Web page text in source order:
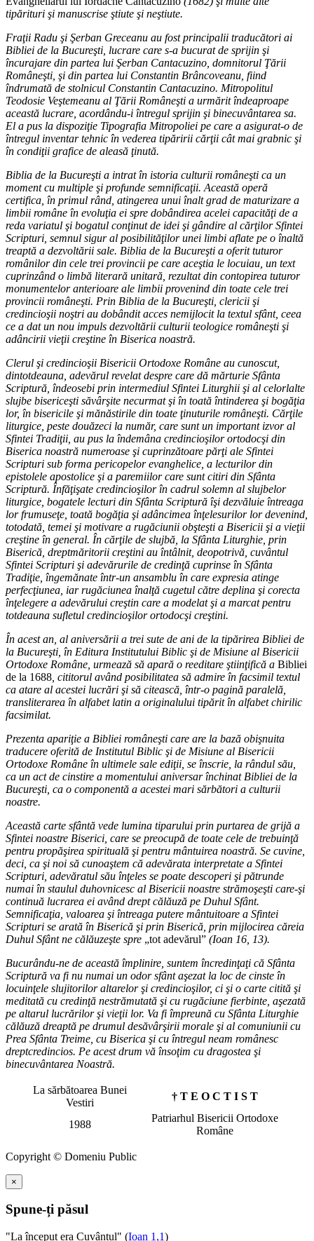
tipărituri şi manuscrise ştiute şi neştiute.
Fraţii Radu şi Şerban Greceanu au fost principalii traducători ai
Bibliei de la Bucureşti, lucrare care s-a bucurat de sprijin şi
încurajare din partea lui Şerban Cantacuzino, domnitorul Ţării
Româneşti, şi din partea lui Constantin Brâncoveanu, fiind
îndrumată de stolnicul Constantin Cantacuzino. Mitropolitul
Teodosie Veştemeanu al Ţării Româneşti a urmărit îndeaproape
această lucrare, acordându-i întregul sprijin şi binecuvântarea sa.
El a pus la dispoziţie Tipografia Mitropoliei pe care a asigurat-o de
întregul inventar tehnic în vederea tipăririi cărţii cât mai grabnic şi
în condiţii grafice de aleasă ţinută.
Biblia de la Bucureşti a intrat în istoria culturii româneşti ca un
moment cu multiple şi profunde semnificaţii. Această operă
certifica, în primul rând, atingerea unui înalt grad de maturizare a
limbii române în evoluţia ei spre dobândirea acelei capacităţi de a
reda variatul şi bogatul conţinut de idei şi gândire al cărţilor Sfintei
Scripturi, semnul sigur al posibilităţilor unei limbi aflate pe o înaltă
treaptă a dezvoltării sale. Biblia de la Bucureşti a oferit tuturor
românilor din cele trei provincii pe care aceştia le locuiau, un text
cuprinzând o limbă literară unitară, rezultat din contopirea tuturor
monumentelor anterioare ale limbii provenind din toate cele trei
provincii româneşti. Prin Biblia de la Bucureşti, clericii şi
credincioşii noştri au dobândit acces nemijlocit la textul sfânt, ceea
ce a dat un nou impuls dezvoltării culturii teologice româneşti şi
adâncirii vieţii creştine în Biserica noastră.
Clerul şi credincioşii Bisericii Ortodoxe Române au cunoscut,
dintotdeauna, adevărul revelat despre care dă mărturie Sfânta
Scriptură, îndeosebi prin intermediul Sfintei Liturghii şi al celorlalte
slujbe bisericeşti săvârşite necurmat şi în toată întinderea şi bogăţia
lor, în bisericile şi mănăstirile din toate ţinuturile româneşti. Cărţile
liturgice, peste douăzeci la număr, care sunt un important izvor al
Sfintei Tradiţii, au pus la îndemâna credincioşilor ortodocşi din
Biserica noastră numeroase şi cuprinzătoare părţi ale Sfintei
Scripturi sub forma pericopelor evanghelice, a lecturilor din
epistolele apostolice şi a paremiilor care sunt citiri din Sfânta
Scriptură. Înfăţişate credincioşilor în cadrul solemn al slujbelor
liturgice, bogatele lecturi din Sfânta Scriptură îşi dezvăluie întreaga
lor frumuseţe, toată bogăţia şi adâncimea înţelesurilor lor devenind,
totodată, temei şi motivare a rugăciunii obşteşti a Bisericii şi a vieţii
creştine în general. În cărţile de slujbă, la Sfânta Liturghie, prin
Biserică, dreptmăritorii creştini au întâlnit, deopotrivă, cuvântul
Sfintei Scripturi şi adevărurile de credinţă cuprinse în Sfânta
Tradiţie, îngemănate într-un ansamblu în care expresia atinge
perfecţiunea, iar rugăciunea înalţă cugetul către deplina şi corecta
înţelegere a adevărului creştin care a modelat şi a marcat pentru
totdeauna sufletul credincioşilor ortodocşi creştini.
În acest an, al aniversării a trei sute de ani de la tipărirea Bibliei de
la Bucureşti, în Editura Institutului Biblic şi de Misiune al Bisericii
Ortodoxe Române, urmează să apară o reeditare ştiinţifică a Bibliei
de la 1688 , cititorul având posibilitatea să admire în facsimil textul
ca atare al acestei lucrări şi să citească, într-o pagină paralelă,
transliterarea în alfabet latin a originalului tipărit în alfabet chirilic
facsimilat.
Prezenta apariţie a Bibliei româneşti care are la bază obişnuita
traducere oferită de Institutul Biblic şi de Misiune al Bisericii
Ortodoxe Române în ultimele sale ediţii, se înscrie, la rândul său,
ca un act de cinstire a momentului aniversar închinat Bibliei de la
Bucureşti, ca o componentă a acestei mari sărbători a culturii
noastre.
Această carte sfântă vede lumina tiparului prin purtarea de grijă a
Sfintei noastre Biserici, care se preocupă de toate cele de trebuinţă
pentru propăşirea spirituală şi pentru mântuirea noastră. Se cuvine,
deci, ca şi noi să cunoaştem că adevărata interpretate a Sfintei
Scripturi, adevăratul său înţeles se poate descoperi şi pătrunde
numai în staulul duhovnicesc al Bisericii noastre strămoşeşti care-şi
continuă lucrarea ei având drept călăuză pe Duhul Sfânt.
Semnificaţia, valoarea şi întreaga putere mântuitoare a Sfintei
Scripturi se arată în Biserică şi prin Biserică, prin mijlocirea căreia
Duhul Sfânt ne călăuzeşte spre „tot adevărul” (Ioan 16, 13).
Bucurându-ne de această împlinire, suntem încredinţaţi că Sfânta
Scriptură va fi nu numai un odor sfânt aşezat la loc de cinste în
locuinţele slujitorilor altarelor şi credincioşilor, ci şi o carte citită şi
meditată cu credinţă nestrămutată şi cu rugăciune fierbinte, aşezată
pe altarul lucrărilor şi vieţii lor. Va fi împreună cu Sfânta Liturghie
călăuză dreaptă pe drumul desăvârşirii morale şi al comuniunii cu
Prea Sfânta Treime, cu Biserica şi cu întregul neam românesc
dreptcredincios. Pe acest drum vă însoţim cu dragostea şi
binecuvântarea Noastră.
La sărbătoarea Bunei
Vestiri
† T E O C T I S T
1988
Patriarhul Bisericii Ortodoxe
Române
Copyright © Domeniu Public
×
Spune-ți păsul
"La început era Cuvântul" (Ioan 1,1)